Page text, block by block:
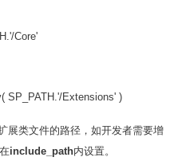
Core'
SP_PATH.'/Extensions' )
展类文件的路径，如开发者需要增
include_path内设置。